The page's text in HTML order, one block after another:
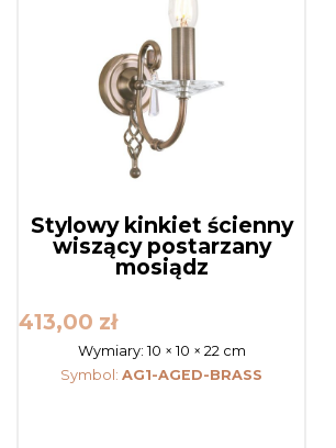
Stylowy kinkiet ścienny
wiszący postarzany
mosiądz
413,00 zł
Wymiary: 10 × 10 × 22 cm
Symbol:AG1-AGED-BRASS